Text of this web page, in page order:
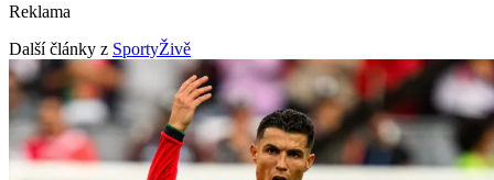
Reklama
Další články z SportyŽivě